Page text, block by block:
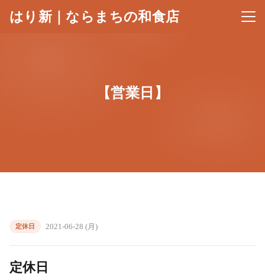
はり新｜ならまちの和食店 メニ
【営業日】
定休日 2021-06-28 (月)
定休日